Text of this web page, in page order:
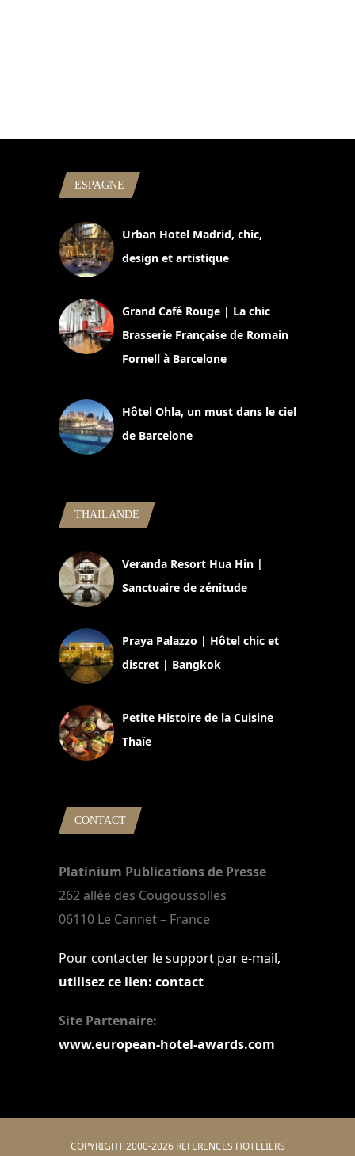
ESPAGNE
Urban Hotel Madrid, chic,
design et artistique
Grand Café Rouge | La chic
Brasserie Française de Romain
Fornell à Barcelone
Hôtel Ohla, un must dans le ciel
de Barcelone
THAILANDE
Veranda Resort Hua Hin |
Sanctuaire de zénitude
Praya Palazzo | Hôtel chic et
discret | Bangkok
Petite Histoire de la Cuisine
Thaïe
CONTACT
Platinium Publications de Presse
262 allée des Cougoussolles
06110 Le Cannet – France
Pour contacter le support par e-mail,
utilisez ce lien: contact
Site Partenaire:
www.european-hotel-awards.com
COPYRIGHT 2000-2026 REFERENCES HOTELIERS